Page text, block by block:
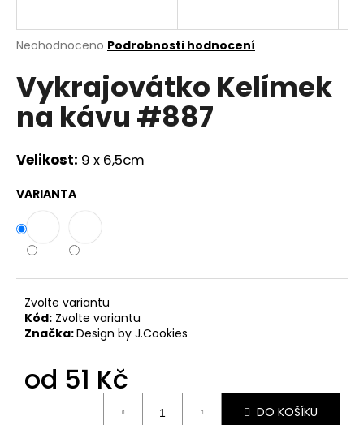
Průměrné
produktu
je
hvězdiček.
Neohodnoceno Podrobnosti hodnocení
Vykrajovátko Kelímek
na kávu #887
Velikost: 9 x 6,5cm
VARIANTA
Zvolte variantu
Kód: Zvolte variantu
Značka:Design by J.Cookies
od 51 Kč
DO KOŠÍKU
j
t
?
D
o
p
o
č
u